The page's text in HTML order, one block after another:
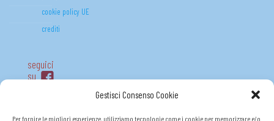
Gestisci Consenso Cookie
Per fornire le migliori esperienze, utilizziamo tecnologie come i cookie per memorizzare e/o
cookie policy UE
crediti
seguici
su